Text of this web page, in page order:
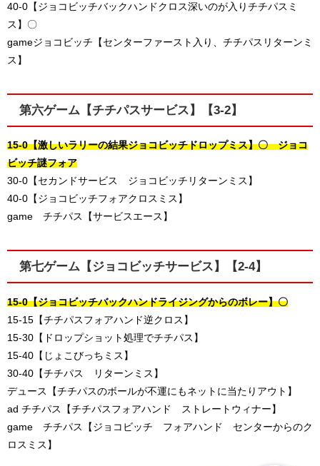
40-0【ジョコビッチバックハンドクロス深いのが入りチチパスミ
ス】〇
gameジョコビッチ【センターファースト入り、チチパスリターンミ
ス】
第六ゲーム【チチパスサービス】【3-2】
15-0【激しいラリーの結果ジョコビッチドロップミス】〇 ジョコ
ビッチ謎フォア
30-0【セカンドサービス ジョコビッチリターンミス】
40-0【ジョコビッチフォアクロスミス】
game チチパス【サービスエース】
第七ゲーム【ジョコビッチサービス】【2-4】
15-0【ジョコビッチバックハンドライジングからのボレー】〇
15-15【チチパスフォアハンド逆クロス】
15-30【ドロップショット処理でチチパス】
15-40【じょこびっちミス】
30-40【チチパス リターンミス】
デュース【チチパスのボールが不運にもネットに当たりアウト】
ad チチパス【チチパスフォアハンド ストレートウィナー】
game チチパス【ジョコビッチ フォアハンド センターからのク
ロスミス】